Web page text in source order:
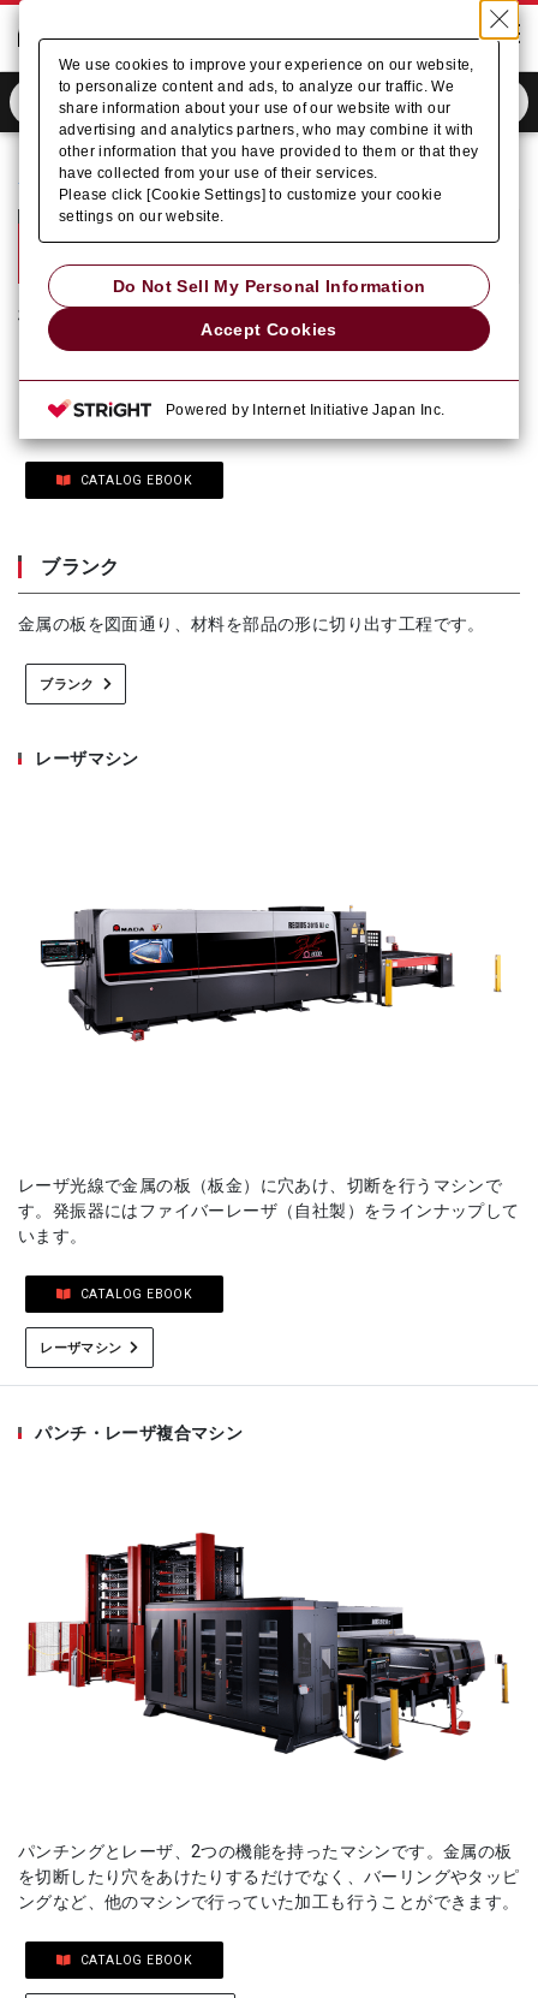
ホーム 商品情報 板金 (アマダ)
板金
アマダ
株式会社アマダでは板金加工の工程に必要なマシン・ソフトウエ
ア・周辺装置・消耗品のすべてを提供しています。
商品情報サイトへ 商品の詳しい情報・加工動画、カタロ
グダウンロードなどが閲覧できます。
CATALOG EBOOK
ブランク
金属の板を図面通り、材料を部品の形に切り出す工程です。
ブランク
レーザマシン
レーザ光線で金属の板（板金）に穴あけ、切断を行うマシンで
す。発振器にはファイバーレーザ（自社製）をラインナップして
います。
CATALOG EBOOK
レーザマシン
パンチ・レーザ複合マシン
パンチングとレーザ、2つの機能を持ったマシンです。金属の板
を切断したり穴をあけたりするだけでなく、バーリングやタッピ
ングなど、他のマシンで行っていた加工も行うことができます。
CATALOG EBOOK
We use cookies to improve your experience on our website,
to personalize content and ads, to analyze our traffic. We
share information about your use of our website with our
advertising and analytics partners, who may combine it with
other information that you have provided to them or that they
have collected from your use of their services.
Please click [Cookie Settings] to customize your cookie
settings on our website.
Do Not Sell My Personal Information
Accept Cookies
Powered by Internet Initiative Japan Inc.